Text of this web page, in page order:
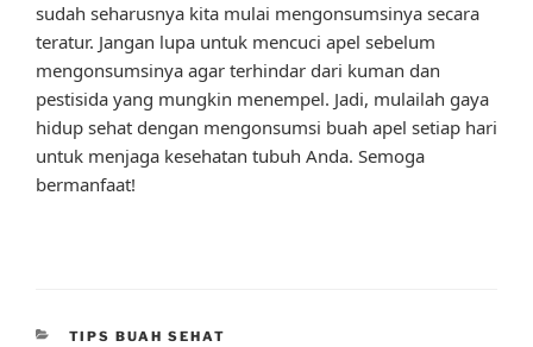
sudah seharusnya kita mulai mengonsumsinya secara
teratur. Jangan lupa untuk mencuci apel sebelum
mengonsumsinya agar terhindar dari kuman dan
pestisida yang mungkin menempel. Jadi, mulailah gaya
hidup sehat dengan mengonsumsi buah apel setiap hari
untuk menjaga kesehatan tubuh Anda. Semoga
bermanfaat!
CATEGORIES
TIPS BUAH SEHAT